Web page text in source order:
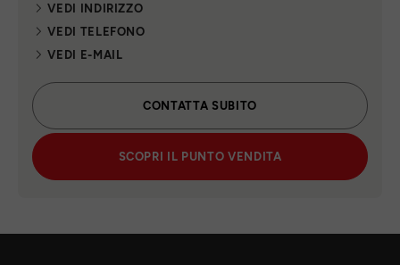
VEDI INDIRIZZO
VEDI TELEFONO
VEDI E-MAIL
CONTATTA SUBITO
SCOPRI IL PUNTO VENDITA